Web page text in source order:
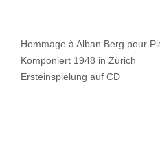
Hommage à Alban Berg pour
Komponiert 1948 in Zürich
Ersteinspielung auf CD